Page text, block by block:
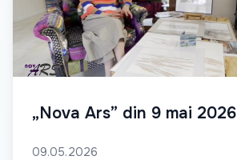
„Nova Ars” din 9 mai 2026
09.05.2026